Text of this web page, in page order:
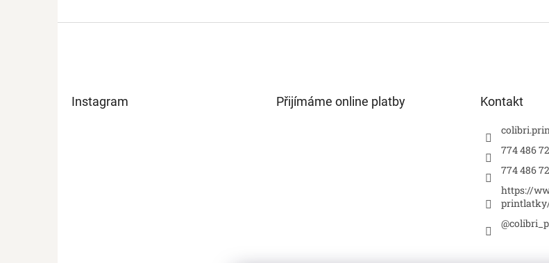
Instagram Přijímáme online platby Kontakt
774 486
774 486
https://